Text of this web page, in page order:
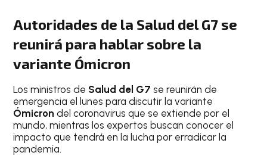
Autoridades de la Salud del G7 se
reunirá para hablar sobre la
variante Ómicron
Los ministros de Salud del G7 se reunirán de
emergencia el lunes para discutir la variante
Ómicron del coronavirus que se extiende por el
mundo, mientras los expertos buscan conocer el
impacto que tendrá en la lucha por erradicar la
pandemia.